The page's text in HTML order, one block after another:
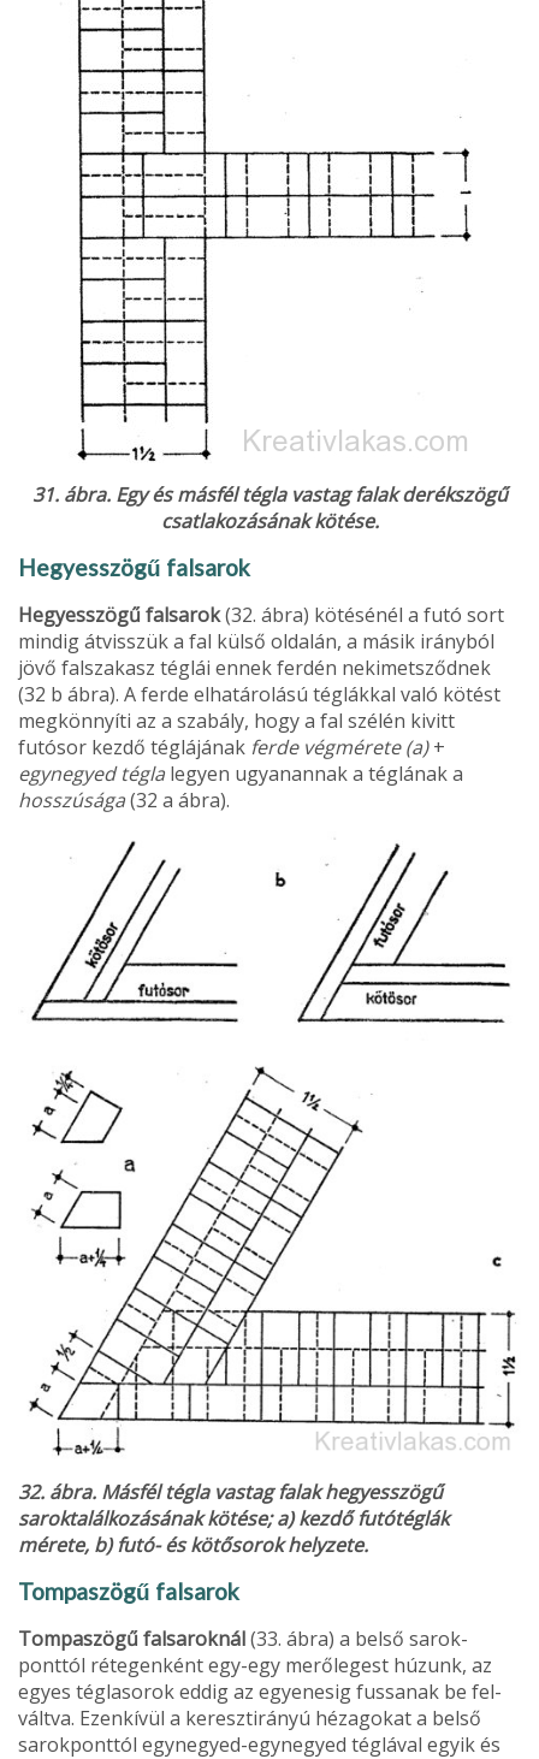
31. ábra. Egy és másfél tégla vastag falak derékszögű
csatlakozásának kötése.
Hegyesszögű falsarok
Hegyesszögű falsarok(32. ábra) kötésénél a futó sort
mindig átvisszük a fal külső oldalán, a másik irány­ból
jövő falszakasz téglái ennek ferdén nekimetsződnek
(32 b ábra). A ferde elhatárolású téglákkal való kötést
megkönnyíti az a szabály, hogy a fal szélén kivitt
futósor kezdő téglájának ferde végmérete (a)+
egynegyed tégla legyen ugyanannak a téglának a
hosszúsága(32 a ábra).
32. ábra. Másfél tégla vastag falak hegyesszögű
saroktalálkozásának kötése; a) kezdő futótéglák
mérete, b) futó- és kötősorok helyzete.
Tompaszögű falsarok
Tompaszögű falsaroknál(33. ábra) a belső sarok­
ponttól rétegenként egy-egy merőlegest húzunk, az
egyes téglasorok eddig az egyenesig fussanak be fel­
váltva. Ezenkívül a keresztirányú hézagokat a belső
sarokponttól egynegyed-egynegyed téglával egyik és